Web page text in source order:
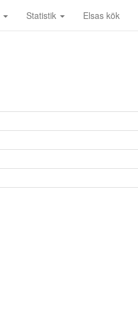
Statistik Elsas kök